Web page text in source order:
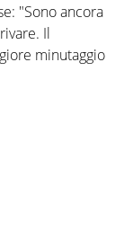
"Sono ancora
Il
minutaggio